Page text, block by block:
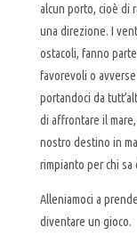
alcun porto, cioè di
una direzione. I
ostacoli, fanno
favorevoli o
portandoci da
di affrontare il
nostro destino in
rimpianto per chi sa
Alleniamoci a
diventare un gioco.